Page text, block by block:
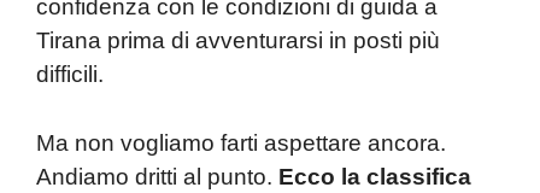
confidenza con le condizioni di guida a
Tirana prima di avventurarsi in posti più
difficili.
Ma non vogliamo farti aspettare ancora.
Andiamo dritti al punto. Ecco la classifica